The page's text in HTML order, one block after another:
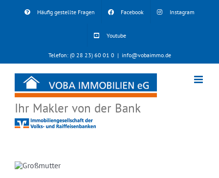
Häufig gestellte Fragen Facebook Instagram
Youtube
Telefon: (0 28 23) 60 01 0 | info@vobaimmo.de
Ihr Makler von der Bank